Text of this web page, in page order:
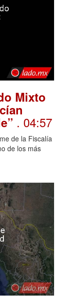
Mixto
. 04:57
de la Fiscalía
de los más